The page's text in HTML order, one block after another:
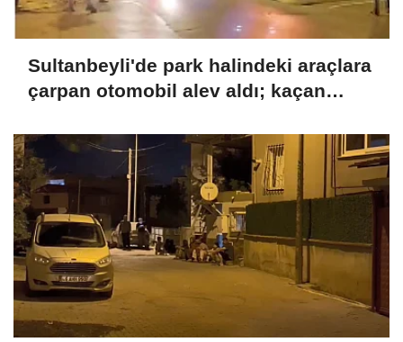
Sultanbeyli'de park halindeki araçlara
çarpan otomobil alev aldı; kaçan